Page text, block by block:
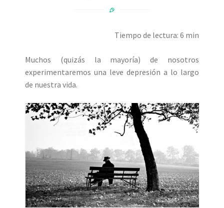
Tiempo de lectura: 6 min
Muchos (quizás la mayoría) de nosotros
experimentaremos una leve depresión a lo largo
de nuestra vida.